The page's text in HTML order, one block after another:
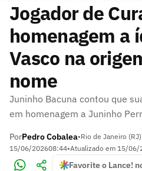
Jogador de
homenagem a
Vasco na
nome
Juninho Bacuna contou que
em homenagem a Juninho
PorPedro Cobalea•Rio de Janeiro (RJ)
15/06/202608:44•Atualizado em 15/06/
Favorite o Lance!